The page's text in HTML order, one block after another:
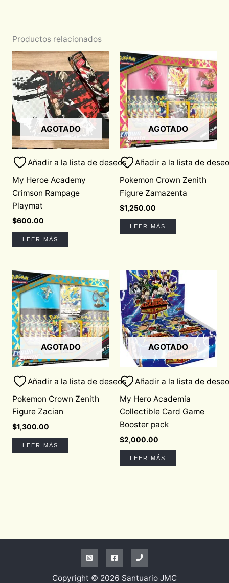
Productos relacionados
AGOTADO
Añadir a la lista de deseos
My Heroe Academy
Crimson Rampage
Playmat
$600.00
LEER MÁS
AGOTADO
Añadir a la lista de
Pokemon Crown Zenith
Figure Zamazenta
$1,250.00
LEER MÁS
AGOTADO
Añadir a la lista de deseos
Pokemon Crown Zenith
Figure Zacian
$1,300.00
LEER MÁS
AGOTADO
Añadir a la lista de
My Hero Academia
Collectible Card Game
Booster pack
$2,000.00
LEER MÁS
Copyright © 2026 Santuario JMC